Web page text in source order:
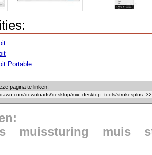
Portable
pagina te linken:
muissturing muis